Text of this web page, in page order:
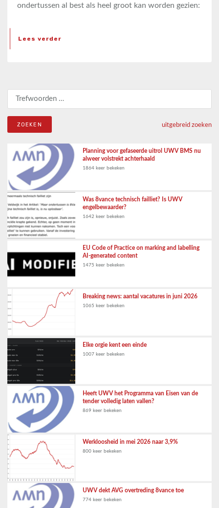
ondertussen al best als heel groot kan worden gezien:
Lees verder
Zoeken naar:
uitgebreid zoeken
Planning voor gefaseerde uitrol UWV BMS nu
alweer volstrekt achterhaald
1864 keer bekeken
Was 8vance technisch failliet? Is UWV
engelbewaarder?
1642 keer bekeken
EU Code of Practice on marking and labelling
AI-generated content
1475 keer bekeken
Breaking news: aantal vacatures in juni 2026
1065 keer bekeken
Elke orgie kent een einde
1007 keer bekeken
Heeft UWV het Programma van Eisen van de
tender volledig laten vallen?
869 keer bekeken
Werkloosheid in mei 2026 naar 3,9%
800 keer bekeken
UWV dekt AVG overtreding 8vance toe
774 keer bekeken